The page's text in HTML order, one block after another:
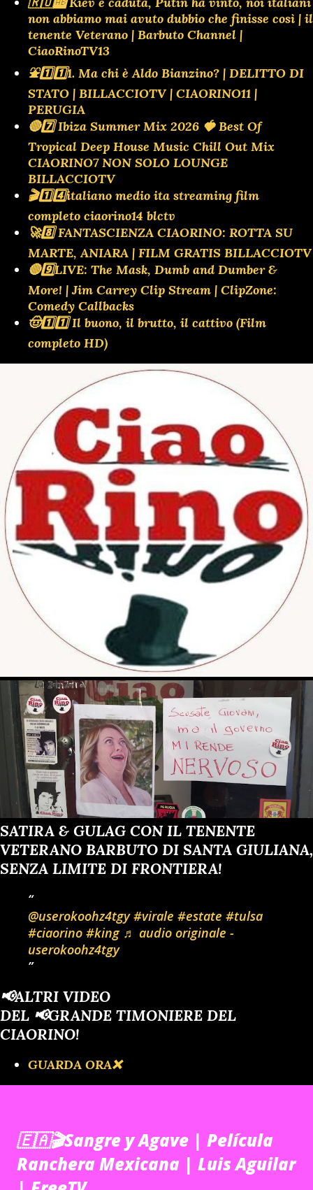
non abbiamo mai avuto dubbio che finisse così | il
tenente Veterano | Barbuto Channel |
CiaoRinoTV13
⛲️1️⃣1️⃣1. Ma chi è Aldo Bianzino? | DELITTO DI
STATO | BILLACCIOTV | CIAORINO11 |
PERUGIA
🔴7️⃣ Ibiza Summer Mix 2026 🍓 Best Of
Tropical Deep House Music Chill Out Mix
CIAORINO7 NON SOLO LOUNGE
BILLACCIOTV
🎬1️⃣4️⃣italiano medio ita streaming film
completo ciaorino14 blctv
🚀8️⃣ FANTASCIENZA CIAORINO: ROTTA SU
MARTE, ANIARA | FILM GRATIS BILLACCIOTV
🔴9️⃣LIVE: The Mask, Dumb and Dumber &
More! | Jim Carrey Clip Stream | ClipZone:
Comedy Callbacks
🤠1️⃣1️⃣ Il buono, il brutto, il cattivo (Film
completo HD)
SATIRA & GULAG CON IL TENENTE
VETERANO BARBUTO DI SANTA GIULIANA,
SENZA LIMITE DI FRONTIERA!
@userokoohz4tgy #virale #estate #tulsa
#ciaorino #king ♬ audio originale -
userokoohz4tgy
📢ALTRI VIDEO
DEL 📢GRANDE TIMONIERE DEL
CIAORINO!
GUARDA ORA❌️
🇪🇦🎬Sangre y Agave | Película
Ranchera Mexicana | Luis Aguilar